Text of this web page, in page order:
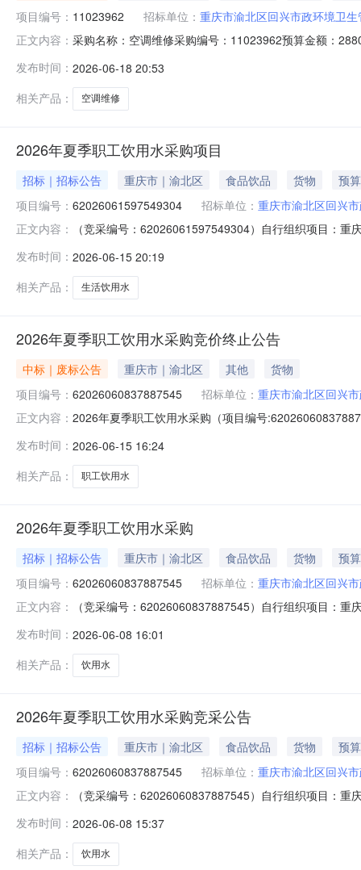
项目编号： 11023962 招标单位： 重庆市渝北区回兴市政环境卫
正文内容： 采购名称：空调维修采购编号：11023962预算金额：
发布时间： 2026-06-18 20:53
相关产品：
空调维修
2026年夏季职工饮用水采购项目
招标｜招标公告 重庆市｜渝北区 食品饮品 货物
预
项目编号： 62026061597549304 招标单位： 重庆市渝北区回兴
正文内容：
（竞采编号：62026061597549304）自行组织项目：
品类目:生活饮用水需求描述:生活饮用水10000.00500件
发布时间： 2026-06-15 20:19
相关产品：
生活饮用水
2026年夏季职工饮用水采购竞价终止公告
中标｜废标公告 重庆市｜渝北区 其他
货物
项目编号： 62026060837887545 招标单位： 重庆市渝北区回兴
正文内容： 2026年夏季职工饮用水采购（项目编号
06-1113:00二、采购单位信息采购单位名称：重庆市渝
发布时间： 2026-06-15 16:24
相关产品：
职工饮用水
2026年夏季职工饮用水采购
招标｜招标公告 重庆市｜渝北区 食品饮品 货物
预
项目编号： 62026060837887545 招标单位： 重庆市渝北区回兴
正文内容：
（竞采编号：62026060837887545）自行组织项目：
目:生活饮用水需求描述:饮用水10000.00500件10000.00
发布时间： 2026-06-08 16:01
相关产品：
饮用水
2026年夏季职工饮用水采购竞采公告
招标｜招标公告 重庆市｜渝北区 食品饮品 货物
预
项目编号： 62026060837887545 招标单位： 重庆市渝北区回兴
正文内容：
（竞采编号：62026060837887545）自行组织项目：
目:生活饮用水需求描述:饮用水10000.00500件10000.00
发布时间： 2026-06-08 15:37
相关产品：
饮用水